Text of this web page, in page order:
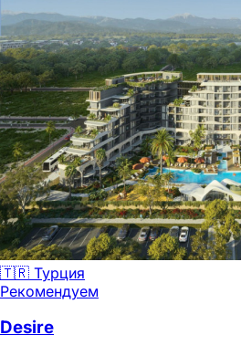
🇹🇷 Турция
Рекомендуем
Desire